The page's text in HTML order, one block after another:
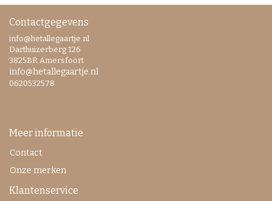
Contactgegevens
info@hetallegaartje.nl
Darthuizerberg 126
3825BR Amersfoort
info@hetallegaartje.nl
0620532578
Meer informatie
Contact
Onze merken
Klantenservice